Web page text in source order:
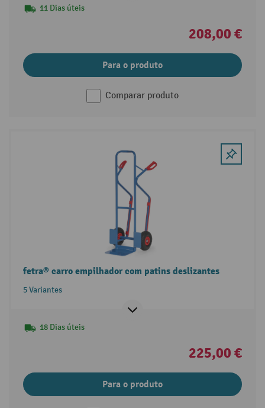
11 Dias úteis
208,00 €
Para o produto
Comparar produto
fetra® carro empilhador com patins deslizantes
5 Variantes
18 Dias úteis
225,00 €
Para o produto